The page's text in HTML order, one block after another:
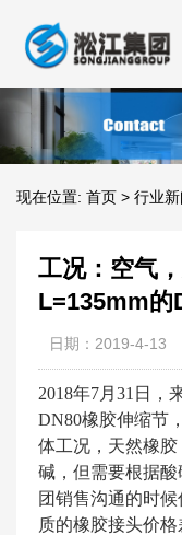
现在位置: 首页 > 行业新
工况：空气
L=135mm的
日期：2019-4-13
2018年7月31日，
DN80橡胶伸缩节
体工况，天然橡胶
碱，但需要根据
团销售沟通的时
质的橡胶接头价格